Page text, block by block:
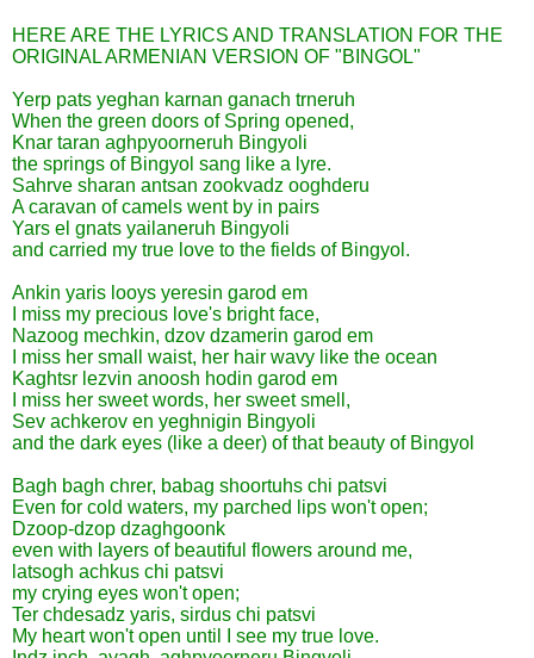
HERE ARE THE LYRICS AND TRANSLATION FOR THE
ORIGINAL ARMENIAN VERSION OF "BINGOL"
Yerp pats yeghan karnan ganach trneruh
When the green doors of Spring opened,
Knar taran aghpyoorneruh Bingyoli
the springs of Bingyol sang like a lyre.
Sahrve sharan antsan zookvadz ooghderu
A caravan of camels went by in pairs
Yars el gnats yailaneruh Bingyoli
and carried my true love to the fields of Bingyol.
Ankin yaris looys yeresin garod em
I miss my precious love's bright face,
Nazoog mechkin, dzov dzamerin garod em
I miss her small waist, her hair wavy like the ocean
Kaghtsr lezvin anoosh hodin garod em
I miss her sweet words, her sweet smell,
Sev achkerov en yeghnigin Bingyoli
and the dark eyes (like a deer) of that beauty of Bingyol
Bagh bagh chrer, babag shoortuhs chi patsvi
Even for cold waters, my parched lips won't open;
Dzoop-dzop dzaghgoonk
even with layers of beautiful flowers around me,
latsogh achkus chi patsvi
my crying eyes won't open;
Ter chdesadz yaris, sirdus chi patsvi
My heart won't open until I see my true love.